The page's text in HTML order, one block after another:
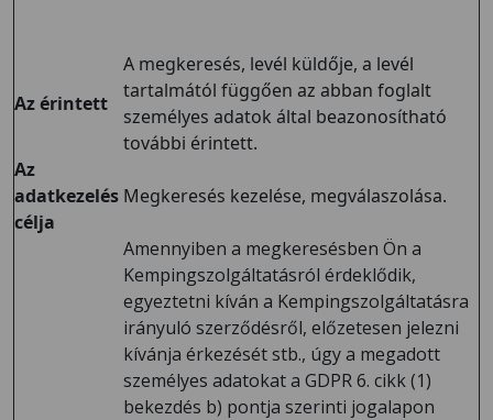
Az érintett
A megkeresés, levél küldője, a levél
tartalmától függően az abban foglalt
személyes adatok által beazonosítható
további érintett.
Az
adatkezelés
célja
Megkeresés kezelése, megválaszolása.
Amennyiben a megkeresésben Ön a
Kempingszolgáltatásról érdeklődik,
egyeztetni kíván a Kempingszolgáltatásra
irányuló szerződésről, előzetesen jelezni
kívánja érkezését stb., úgy a megadott
személyes adatokat a GDPR 6. cikk (1)
bekezdés b) pontja szerinti jogalapon